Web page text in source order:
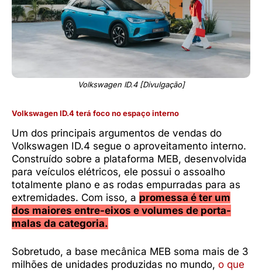
Volkswagen ID.4 [Divulgação]
Volkswagen ID.4 terá foco no espaço interno
Um dos principais argumentos de vendas do
Volkswagen ID.4 segue o aproveitamento interno.
Construído sobre a plataforma MEB, desenvolvida
para veículos elétricos, ele possui o assoalho
totalmente plano e as rodas empurradas para as
extremidades. Com isso, a promessa é ter um
dos maiores entre-eixos e volumes de porta-
malas da categoria.
Sobretudo, a base mecânica MEB soma mais de 3
milhões de unidades produzidas no mundo, o que